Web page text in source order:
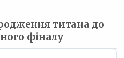
титана до
фіналу